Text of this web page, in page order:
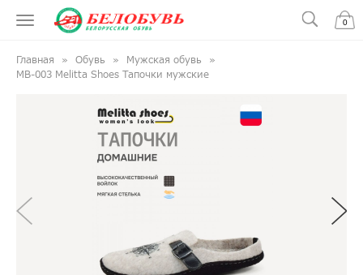
0
Главная Обувь
Мужская обувь
МВ-003 Melitta Shoes Тапочки мужские